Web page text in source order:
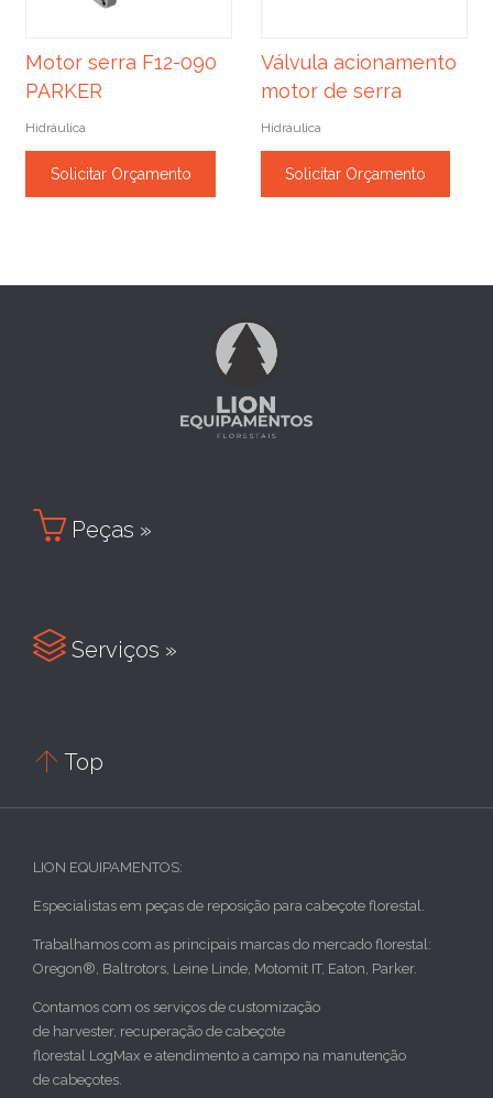
Motor serra F12-090
PARKER
Hidráulica
Solicitar Orçamento
Válvula acionamento
motor de serra
Hidráulica
Solicitar Orçamento
 Peças »
 Serviços »
 Top
LION EQUIPAMENTOS:
Especialistas em peças de reposição para cabeçote florestal.
Trabalhamos com as principais marcas do mercado florestal:
Oregon®, Baltrotors, Leine Linde, Motomit IT, Eaton, Parker.
Contamos com os serviços de customização
de harvester, recuperação de cabeçote
florestal LogMax e atendimento a campo na manutenção
de cabeçotes.